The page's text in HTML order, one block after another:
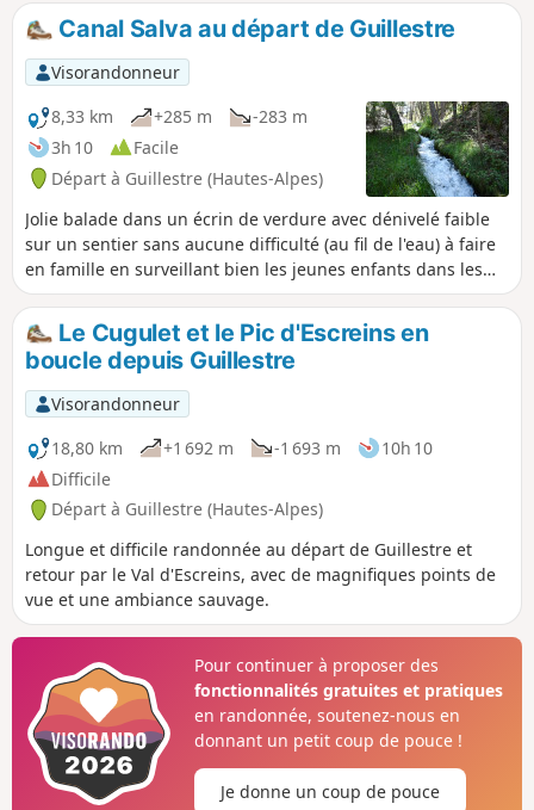
Canal Salva au départ de Guillestre
Visorandonneur
8,33 km
+285 m
-283 m
3h 10
Facile
Départ à Guillestre (Hautes-Alpes)
Jolie balade dans un écrin de verdure avec dénivelé faible
sur un sentier sans aucune difficulté (au fil de l'eau) à faire
en famille en surveillant bien les jeunes enfants dans les
parties plus aériennes ou en crête. Quelques tronçons
offrant une vue superbe sur Guillestre et au delà puis à
travers les arbres sur les Gorges du Guil.
Le Cugulet et le Pic d'Escreins en
boucle depuis Guillestre
Visorandonneur
18,80 km
+1 692 m -1 693 m
10h 10
Difficile
Départ à Guillestre (Hautes-Alpes)
Longue et difficile randonnée au départ de Guillestre et
retour par le Val d'Escreins, avec de magnifiques points de
vue et une ambiance sauvage.
Pour continuer à proposer des
fonctionnalités gratuites et pratiques
en randonnée, soutenez-nous en
donnant un petit coup de pouce !
Je donne un coup de pouce